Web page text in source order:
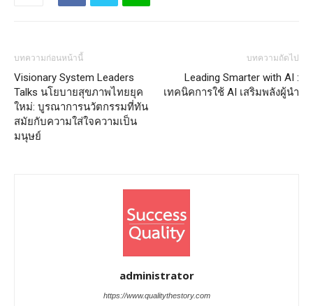
บทความก่อนหน้านี้
Visionary System Leaders
Talks นโยบายสุขภาพไทยยุค
ใหม่: บูรณาการนวัตกรรมที่ทัน
สมัยกับความใส่ใจความเป็น
มนุษย์
บทความถัดไป
Leading Smarter with AI :
เทคนิคการใช้ AI เสริมพลังผู้นำ
administrator
https://www.qualitythestory.com